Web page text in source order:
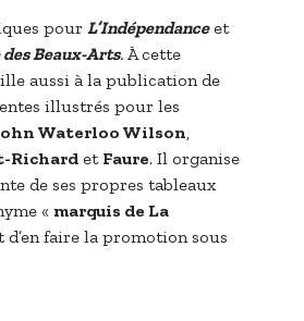
pour L’Indépendanceet
des Beaux-Arts. À cette
aussi à la publication de
illustrés pour les
Waterloo Wilson
Richardet Faure. Il organise
de ses propres tableaux
« marquis de La
d’en faire la promotion sous